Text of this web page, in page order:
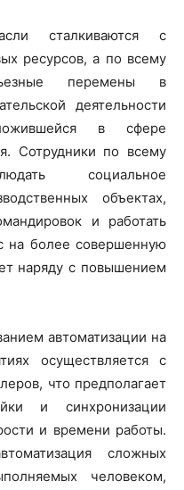
сталкиваются с
ресурсов, а по всему
перемены в
деятельности
в сфере
Сотрудники по всему
социальное
объектах,
и работать
на более совершенную
наряду с повышением
автоматизации на
осуществляется с
что предполагает
и синхронизации
и времени работы.
сложных
человеком,